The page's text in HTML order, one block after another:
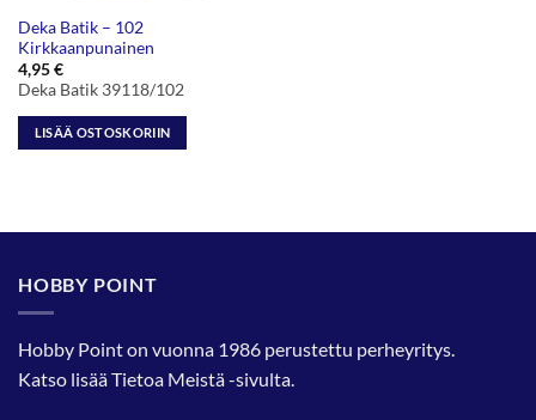
Deka Batik – 102
Kirkkaanpunainen
4,95€
Deka Batik 39118/102
LISÄÄ OSTOSKORIIN
HOBBY POINT
Hobby Point on vuonna 1986 perustettu perheyritys.
Katso lisääTietoa Meistä-sivulta.